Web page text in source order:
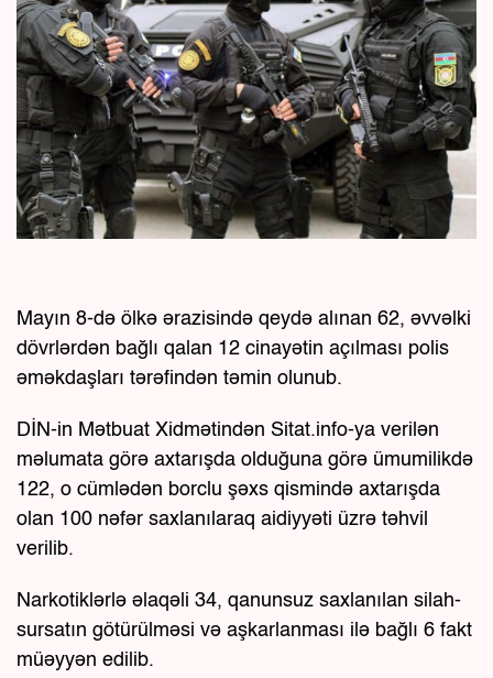
Mayın 8-də ölkə ərazisində qeydə alınan 62, əvvəlki
dövrlərdən bağlı qalan 12 cinayətin açılması polis
əməkdaşları tərəfindən təmin olunub.
DİN-in Mətbuat Xidmətindən Sitat.info-ya verilən
məlumata görə axtarışda olduğuna görə ümumilikdə
122, o cümlədən borclu şəxs qismində axtarışda
olan 100 nəfər saxlanılaraq aidiyyəti üzrə təhvil
verilib.
⁠Narkotiklərlə əlaqəli 34, qanunsuz saxlanılan silah-
sursatın götürülməsi və aşkarlanması ilə bağlı 6 fakt
müəyyən edilib.